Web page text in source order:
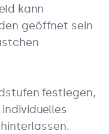
kann
geöffnet sein
festlegen,